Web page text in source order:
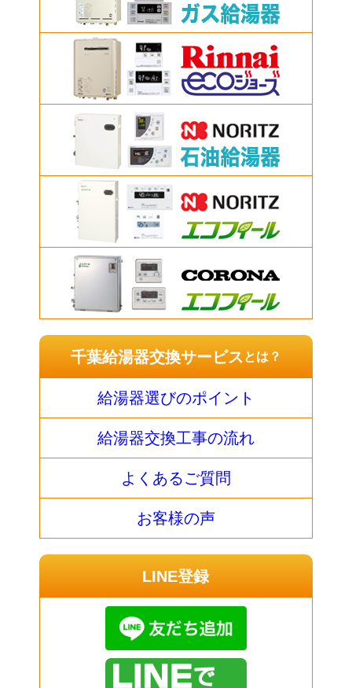
千葉給湯器交換サービス とは？
給湯器選びのポイント
給湯器交換工事の流れ
よくあるご質問
お客様の声
LINE登録